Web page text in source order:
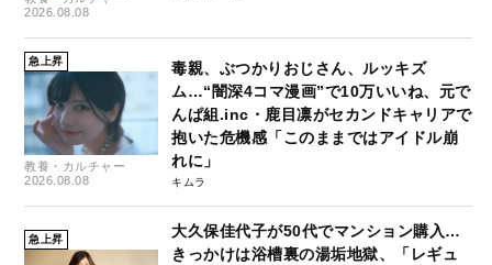
2026.08.08
急上昇
教養・カルチャー
2026.08.08
毒親、ぶつかりおじさん、ルッキズ
ム…“闇深4コマ漫画”で10万いいね、元で
んぱ組.inc・鹿目凛がセカンドキャリアで
抱いた危機感「このままではアイドル崩
れに」
キムラ
急上昇
大久保佳代子が50代でマンション購入…
きっかけは浴槽裏の湯垢地獄、「レギュ